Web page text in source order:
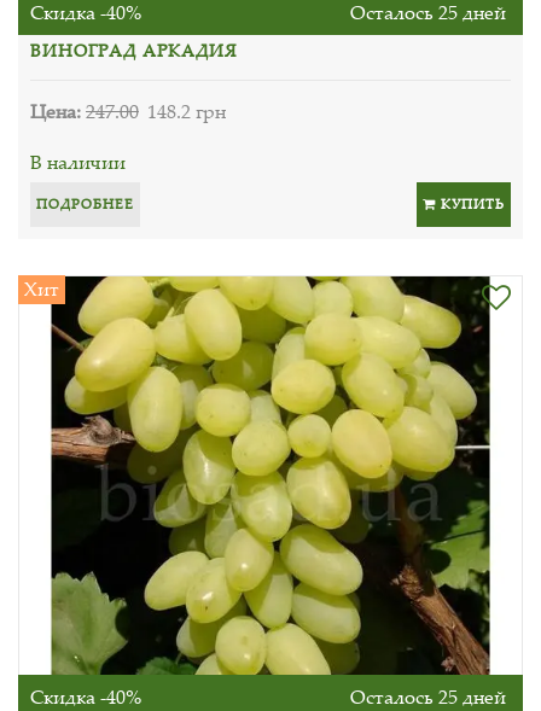
Скидка -40% Осталось 25 дней
ВИНОГРАД АРКАДИЯ
Цена:247.00 148.2 грн
В наличии
ПОДРОБНЕЕ КУПИТЬ
Хит
Скидка -40% Осталось 25 дней